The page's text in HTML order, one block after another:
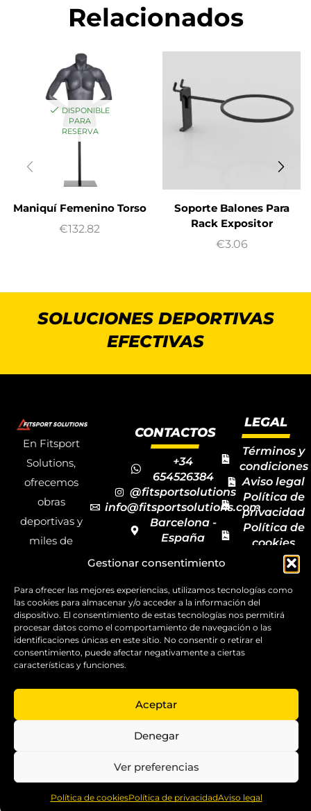
Gestionar consentimiento
Para ofrecer las mejores experiencias, utilizamos tecnologías como
las cookies para almacenar y/o acceder a la información del
dispositivo. El consentimiento de estas tecnologías nos permitirá
procesar datos como el comportamiento de navegación o las
identificaciones únicas en este sitio. No consentir o retirar el
consentimiento, puede afectar negativamente a ciertas
características y funciones.
Aceptar
Denegar
Ver preferencias
Política de cookiesPolítica de privacidadAviso legal
Relacionados
DISPONIBLE
PARA
RESERVA
Maniquí Femenino Torso
€132.82
Soporte Balones Para
Rack Expositor
€3.06
Home Shop Compare More
SOLUCIONES DEPORTIVAS
EFECTIVAS
En Fitsport
Solutions,
ofrecemos
obras
deportivas y
miles de
deportivos
para todas las
disciplinas,
garantizando
Copyright ©
FitSport
Solutions
CONTACTOS
+34
654526384
@fitsportsolutions
info@fitsportsolutions.com
Barcelona -
España
de contacto
LEGAL
Términos y
condiciones
Aviso legal
Política de
privacidad
Política de
cookies
Mapa del
sitio